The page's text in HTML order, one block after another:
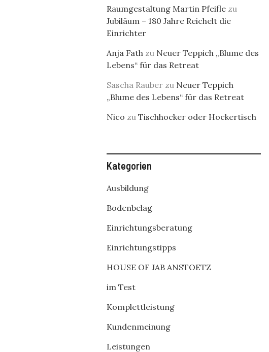
Raumgestaltung Martin Pfeifle zu
Jubiläum – 180 Jahre Reichelt die
Einrichter
Anja Fath zu Neuer Teppich „Blume des
Lebens“ für das Retreat
Sascha Rauber zu Neuer Teppich
„Blume des Lebens“ für das Retreat
Nico zu Tischhocker oder Hockertisch
Kategorien
Ausbildung
Bodenbelag
Einrichtungsberatung
Einrichtungstipps
HOUSE OF JAB ANSTOETZ
im Test
Komplettleistung
Kundenmeinung
Leistungen